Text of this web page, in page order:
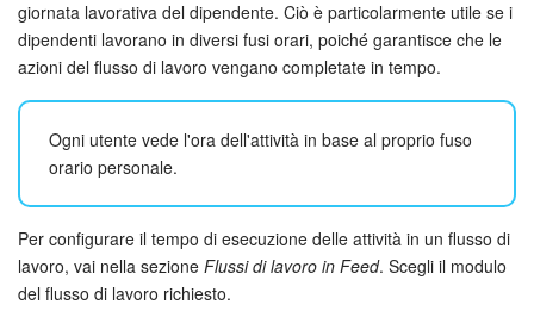
Feed
Messenger
Collab
Bitrix24 Drive
giornata lavorativa del dipendente. Ciò è particolarmente utile se i
dipendenti lavorano in diversi fusi orari, poiché garantisce che le
azioni del flusso di lavoro vengano completate in tempo.
Ogni utente vede l'ora dell'attività in base al proprio fuso
orario personale.
Per configurare il tempo di esecuzione delle attività in un flusso di
lavoro, vai nella sezione Flussi di lavoro in Feed. Scegli il modulo
del flusso di lavoro richiesto.